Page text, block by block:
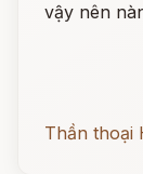
vậy nên
Thần thoại